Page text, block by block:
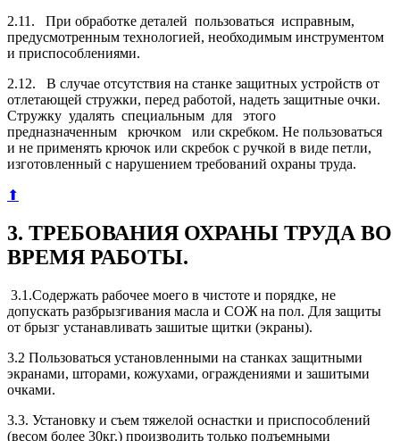
2.11. При обработке деталей пользоваться исправным,
предусмотренным техно­логией, необходимым инструментом
и приспособлениями.
2.12. В случае отсутствия на станке защитных устройств от
отлетающей стружки, перед работой, надеть защитные очки.
Стружку удалять специальным для этого
предназначенным крючком или скребком. Не пользоваться
и не применять крючок или скребок с ручкой в виде пет­ли,
изготовленный с нарушением требований охраны труда.
⬆
3. ТРЕБОВАНИЯ ОХРАНЫ ТРУДА ВО
ВРЕМЯ РАБОТЫ.
3.1.Содержать рабочее моего в чистоте и порядке, не
допускать разбрызги­вания масла и СОЖ на пол. Для защиты
от брызг устанавливать зашитые щит­ки (экраны).
3.2 Пользоваться установленными на станках защитными
экранами, штора­ми, кожухами, ограждениями и зашитыми
очками.
3.3. Установку и съем тяжелой оснастки и приспособлений
(весом более 30кг.) производить только подъемными